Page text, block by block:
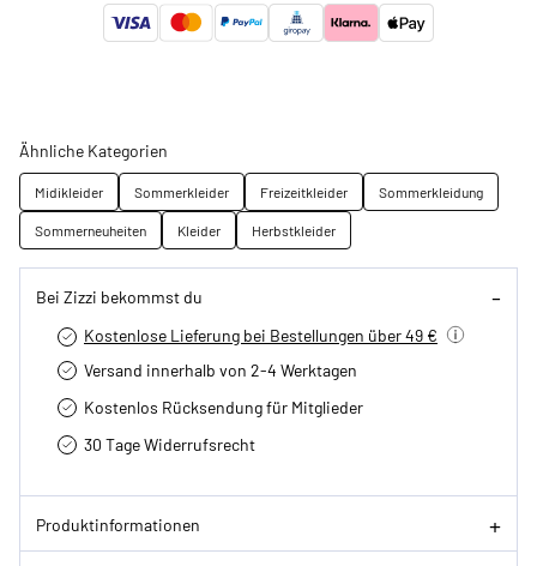
Ähnliche Kategorien
Midikleider Sommerkleider Freizeitkleider
Sommerkleidung
Sommerneuheiten
Kleider Herbstkleider
Bei Zizzi bekommst du
Kostenlose Lieferung bei Bestellungen über 49 €
Versand innerhalb von 2-4 Werktagen
Kostenlos Rücksendung für Mitglieder
30 Tage Widerrufsrecht
Produktinformationen